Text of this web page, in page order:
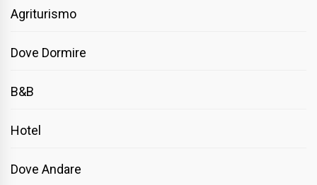
Agriturismo
Dove Dormire
B&B
Hotel
Dove Andare